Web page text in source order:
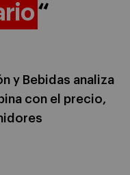
“
y Bebidas analiza
con el precio,